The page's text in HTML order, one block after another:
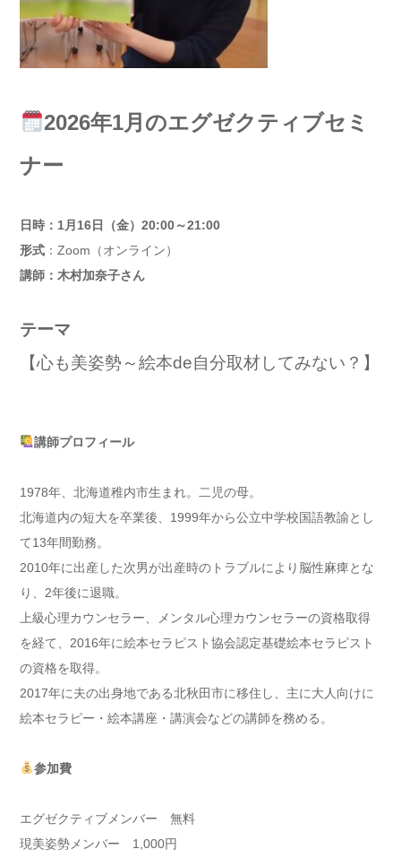
2026年1月のエグゼクティブセミ
ナー
日時：1月16日（金）20:00～21:00
形式 ：Zoom（オンライン）
講師：木村加奈子さん
テーマ
【心も美姿勢～絵本de自分取材してみない？】
講師プロフィール
1978年、北海道稚内市生まれ。二児の母。
北海道内の短大を卒業後、1999年から公立中学校国語教諭とし
て13年間勤務。
2010年に出産した次男が出産時のトラブルにより脳性麻痺とな
り、2年後に退職。
上級心理カウンセラー、メンタル心理カウンセラーの資格取得
を経て、2016年に絵本セラピスト協会認定基礎絵本セラピスト
の資格を取得。
2017年に夫の出身地である北秋田市に移住し、主に大人向けに
絵本セラピー・絵本講座・講演会などの講師を務める。
参加費
エグゼクティブメンバー 無料
現美姿勢メンバー 1,000円